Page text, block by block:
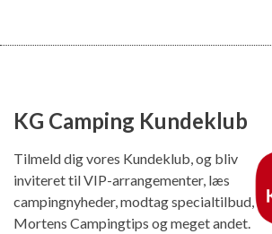
KG Camping Kundeklub
Tilmeld dig vores Kundeklub, og bliv
inviteret til VIP-arrangementer, læs
campingnyheder, modtag specialtilbud,
Mortens Campingtips og meget andet.